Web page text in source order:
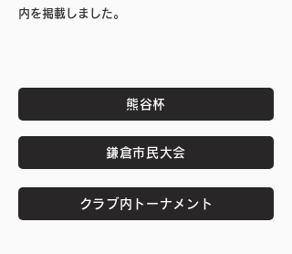
内を掲載しました。
熊谷杯
鎌倉市民大会
クラブ内トーナメント